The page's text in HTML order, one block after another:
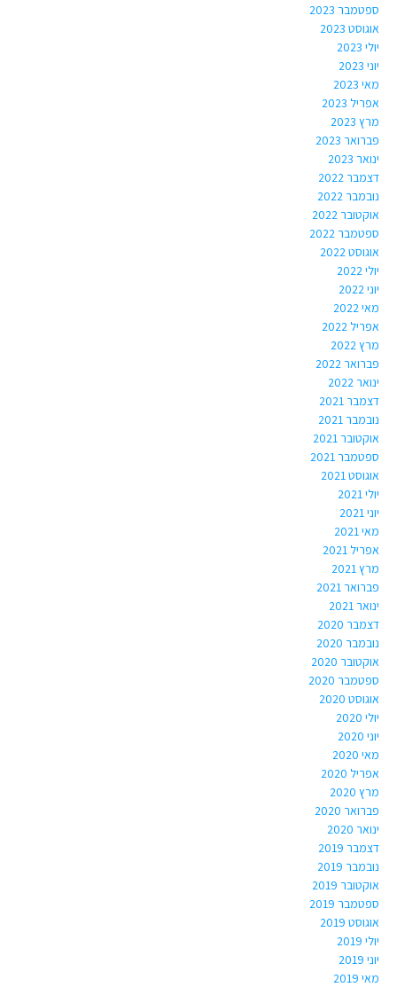
ספטמבר 2023
אוגוסט 2023
יולי 2023
יוני 2023
מאי 2023
אפריל 2023
מרץ 2023
פברואר 2023
ינואר 2023
דצמבר 2022
נובמבר 2022
אוקטובר 2022
ספטמבר 2022
אוגוסט 2022
יולי 2022
יוני 2022
מאי 2022
אפריל 2022
מרץ 2022
פברואר 2022
ינואר 2022
דצמבר 2021
נובמבר 2021
אוקטובר 2021
ספטמבר 2021
אוגוסט 2021
יולי 2021
יוני 2021
מאי 2021
אפריל 2021
מרץ 2021
פברואר 2021
ינואר 2021
דצמבר 2020
נובמבר 2020
אוקטובר 2020
ספטמבר 2020
אוגוסט 2020
יולי 2020
יוני 2020
מאי 2020
אפריל 2020
מרץ 2020
פברואר 2020
ינואר 2020
דצמבר 2019
נובמבר 2019
אוקטובר 2019
ספטמבר 2019
אוגוסט 2019
יולי 2019
יוני 2019
מאי 2019